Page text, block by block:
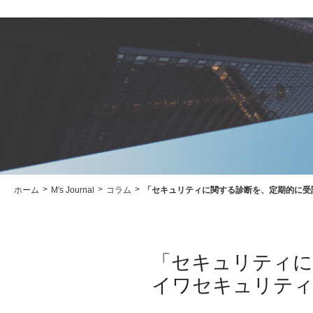
ホーム M's Journal コラム 「セキュリティに関する診断を、定期的に
「セキュリティ
イワセキュリテ